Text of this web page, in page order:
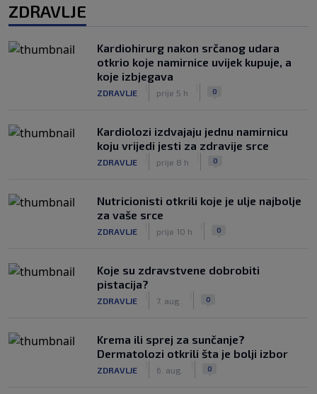
ZDRAVLJE
Kardiohirurg nakon srčanog udara
otkrio koje namirnice uvijek kupuje, a
koje izbjegava
ZDRAVLJE prije 5 h 0
Kardiolozi izdvajaju jednu namirnicu
koju vrijedi jesti za zdravije srce
ZDRAVLJE prije 8 h 0
Nutricionisti otkrili koje je ulje najbolje
za vaše srce
ZDRAVLJE prije 10 h 0
Koje su zdravstvene dobrobiti
pistacija?
ZDRAVLJE 7. aug. 0
Krema ili sprej za sunčanje?
Dermatolozi otkrili šta je bolji izbor
ZDRAVLJE 6. aug. 0